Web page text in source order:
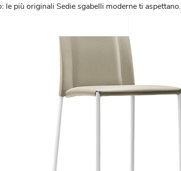
le più originali Sedie sgabelli moderne ti aspettano.